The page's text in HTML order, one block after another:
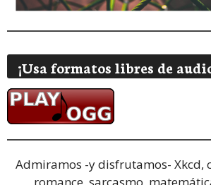
¡Usa formatos libres de
Admiramos -y disfrutamos- Xkcd,
romance, sarcasmo,